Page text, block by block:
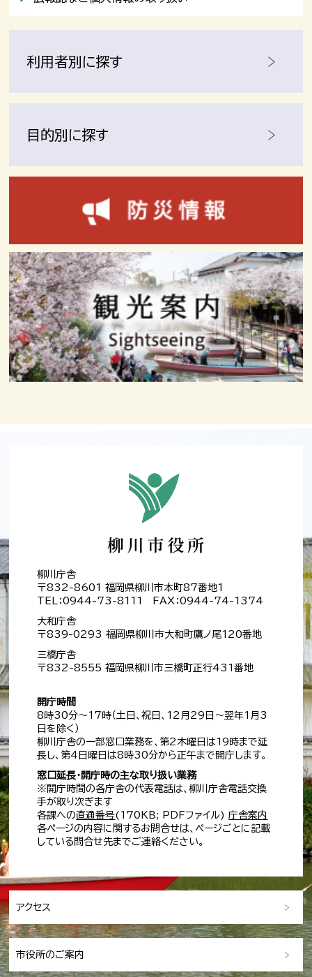
利用者別に探す
目的別に探す
柳川庁舎
〒832-8601 福岡県柳川市本町87番地1
TEL：0944-73-8111 FAX：0944-74-1374
大和庁舎
〒839-0293 福岡県柳川市大和町鷹ノ尾120番地
三橋庁舎
〒832-8555 福岡県柳川市三橋町正行431番地
開庁時間
8時30分～17時（土日、祝日、12月29日～翌年1月3
日を除く）
柳川庁舎の一部窓口業務を、第2木曜日は19時まで延
長し、第4日曜日は8時30分から正午まで開庁します。
窓口延長・開庁時の主な取り扱い業務
※開庁時間の各庁舎の代表電話は、柳川庁舎電話交換
手が取り次ぎます
各課への直通番号(170KB; PDFファイル)庁舎案内
各ページの内容に関するお問合せは、ページごとに記載
している問合せ先までご連絡ください。
アクセス
市役所のご案内